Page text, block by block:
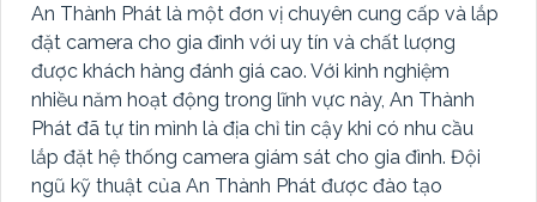
An Thành Phát là một đơn vị chuyên cung cấp và lắp
đặt camera cho gia đình với uy tín và chất lượng
được khách hàng đánh giá cao. Với kinh nghiệm
nhiều năm hoạt động trong lĩnh vực này, An Thành
Phát đã tự tin mình là địa chỉ tin cậy khi có nhu cầu
lắp đặt hệ thống camera giám sát cho gia đình. Đội
ngũ kỹ thuật của An Thành Phát được đào tạo